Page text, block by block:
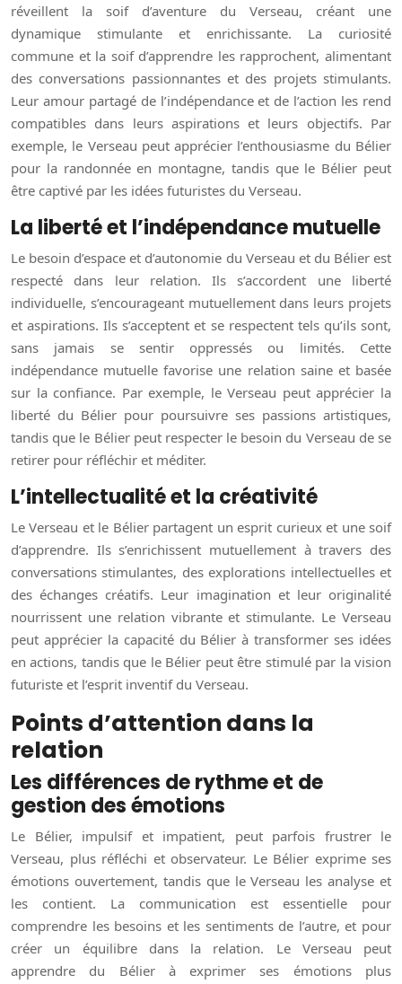
réveillent la soif d’aventure du Verseau, créant une
dynamique stimulante et enrichissante. La curiosité
commune et la soif d’apprendre les rapprochent, alimentant
des conversations passionnantes et des projets stimulants.
Leur amour partagé de l’indépendance et de l’action les rend
compatibles dans leurs aspirations et leurs objectifs. Par
exemple, le Verseau peut apprécier l’enthousiasme du Bélier
pour la randonnée en montagne, tandis que le Bélier peut
être captivé par les idées futuristes du Verseau.
La liberté et l’indépendance mutuelle
Le besoin d’espace et d’autonomie du Verseau et du Bélier est
respecté dans leur relation. Ils s’accordent une liberté
individuelle, s’encourageant mutuellement dans leurs projets
et aspirations. Ils s’acceptent et se respectent tels qu’ils sont,
sans jamais se sentir oppressés ou limités. Cette
indépendance mutuelle favorise une relation saine et basée
sur la confiance. Par exemple, le Verseau peut apprécier la
liberté du Bélier pour poursuivre ses passions artistiques,
tandis que le Bélier peut respecter le besoin du Verseau de se
retirer pour réfléchir et méditer.
L’intellectualité et la créativité
Le Verseau et le Bélier partagent un esprit curieux et une soif
d’apprendre. Ils s’enrichissent mutuellement à travers des
conversations stimulantes, des explorations intellectuelles et
des échanges créatifs. Leur imagination et leur originalité
nourrissent une relation vibrante et stimulante. Le Verseau
peut apprécier la capacité du Bélier à transformer ses idées
en actions, tandis que le Bélier peut être stimulé par la vision
futuriste et l’esprit inventif du Verseau.
Points d’attention dans la
relation
Les différences de rythme et de
gestion des émotions
Le Bélier, impulsif et impatient, peut parfois frustrer le
Verseau, plus réfléchi et observateur. Le Bélier exprime ses
émotions ouvertement, tandis que le Verseau les analyse et
les contient. La communication est essentielle pour
comprendre les besoins et les sentiments de l’autre, et pour
créer un équilibre dans la relation. Le Verseau peut
apprendre du Bélier à exprimer ses émotions plus